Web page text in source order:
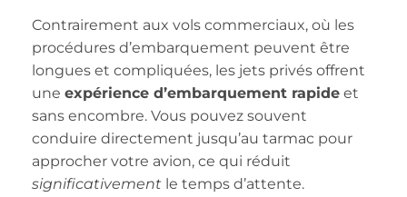
Contrairement aux vols commerciaux, où les
procédures d’embarquement peuvent être
longues et compliquées, les jets privés offrent
une expérience d’embarquement rapide et
sans encombre. Vous pouvez souvent
conduire directement jusqu’au tarmac pour
approcher votre avion, ce qui réduit
significativement le temps d’attente.